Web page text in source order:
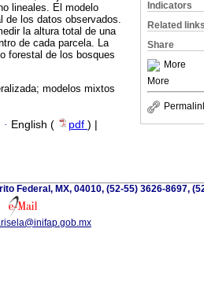
Indicators
Related links
Share
More
More
lineales. El modelo
de los datos observados.
la altura total de una
de cada parcela. La
forestal de los bosques
modelos mixtos
· English ( pdf ) |
Federal, MX, 04010, (52-55) 3626-8697,